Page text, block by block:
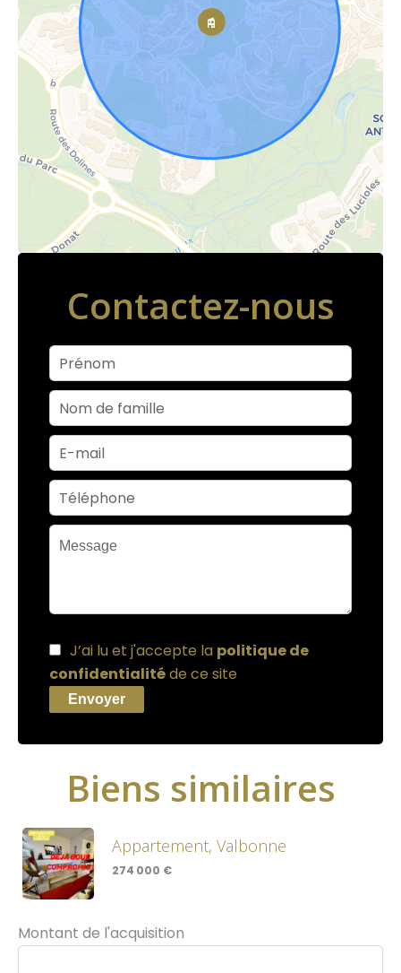
Contactez-nous
J’ai lu et j'accepte la politique de
confidentialitéde ce site
Envoyer
Biens similaires
Appartement, Valbonne
274 000 €
Montant de l'acquisition